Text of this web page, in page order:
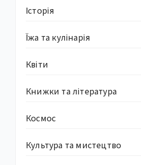
Історія
Їжа та кулінарія
Квіти
Книжки та література
Космос
Культура та мистецтво